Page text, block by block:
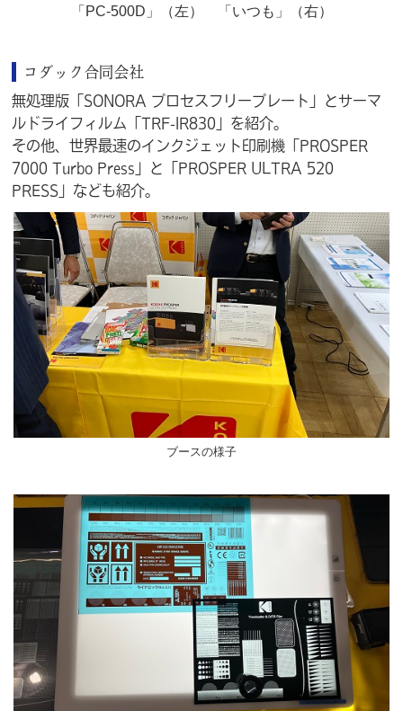
「PC-500D」（左） 「いつも」（右）
コダック合同会社
無処理版「SONORA プロセスフリープレート」とサーマ
ルドライフィルム「TRF-IR830」を紹介。
その他、世界最速のインクジェット印刷機「PROSPER
7000 Turbo Press」と「PROSPER ULTRA 520
PRESS」なども紹介。
ブースの様子